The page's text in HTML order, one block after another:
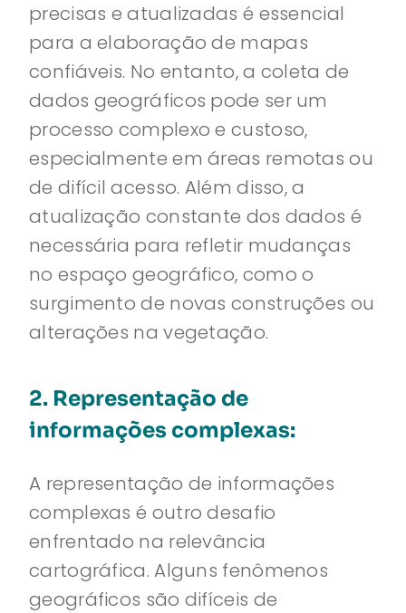
precisas e atualizadas é essencial
para a elaboração de mapas
confiáveis. No entanto, a coleta de
dados geográficos pode ser um
processo complexo e custoso,
especialmente em áreas remotas ou
de difícil acesso. Além disso, a
atualização constante dos dados é
necessária para refletir mudanças
no espaço geográfico, como o
surgimento de novas construções ou
alterações na vegetação.
2. Representação de
informações complexas:
A representação de informações
complexas é outro desafio
enfrentado na relevância
cartográfica. Alguns fenômenos
geográficos são difíceis de